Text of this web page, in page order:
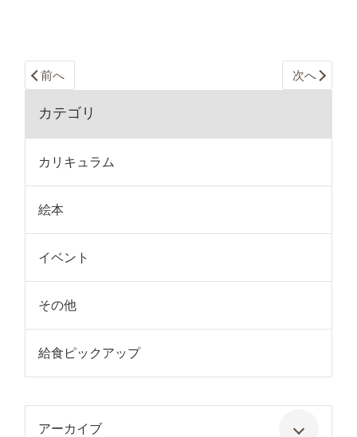
前へ 次へ
カテゴリ
カリキュラム
絵本
イベント
その他
給食ピックアップ
アーカイブ